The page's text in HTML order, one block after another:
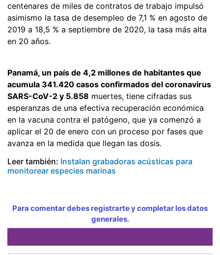
centenares de miles de contratos de trabajo impulsó
asimismo la tasa de desempleo de 7,1 % en agosto de
2019 a 18,5 % a septiembre de 2020, la tasa más alta
en 20 años.
Panamá, un país de 4,2 millones de habitantes que
acumula 341.420 casos confirmados del coronavirus
SARS-CoV-2 y 5.858 muertes, tiene cifradas sus
esperanzas de una efectiva recuperación económica
en la vacuna contra el patógeno, que ya comenzó a
aplicar el 20 de enero con un proceso por fases que
avanza en la medida que llegan las dosis.
Leer también: Instalan grabadoras acústicas para
monitorear especies marinas
Para comentar debes registrarte y completar los datos
generales.